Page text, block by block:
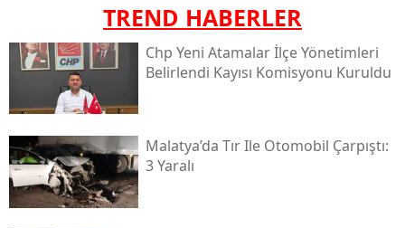
TREND HABERLER
Chp Yeni Atamalar İlçe Yönetimleri
Belirlendi Kayısı Komisyonu Kuruldu
Malatya’da Tır Ile Otomobil Çarpıştı:
3 Yaralı